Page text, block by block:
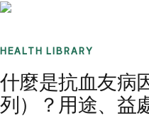
HEALTH LIBRARY
什麼是抗血友病
列）？用途、益